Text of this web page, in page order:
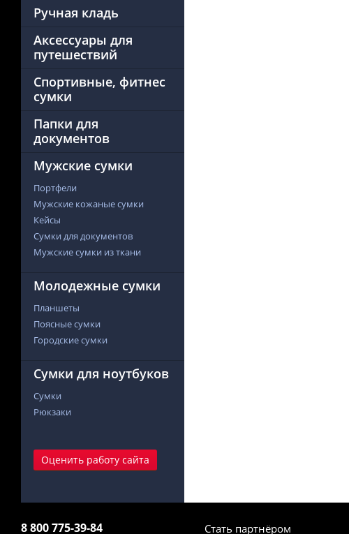
Ручная кладь
Аксессуары для
путешествий
Спортивные, фитнес
сумки
Папки для
документов
Мужские сумки
Портфели
Мужские кожаные сумки
Кейсы
Сумки для документов
Мужские сумки из ткани
Молодежные сумки
Планшеты
Поясные сумки
Городские сумки
Сумки для ноутбуков
Сумки
Рюкзаки
Оценить работу сайта
8 800 775-39-84 Стать партнёром